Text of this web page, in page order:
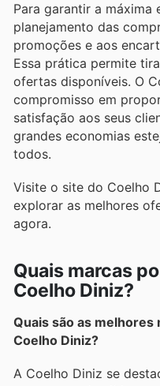
Para garantir a máxima
planejamento das
promoções e aos
Essa prática permite
ofertas disponíveis. O
compromisso em
satisfação aos seus
grandes economias
todos.
Visite o site do Coelho
explorar as melhores
agora.
Quais marcas
Coelho Diniz?
Quais são as melhores
Coelho Diniz?
A Coelho Diniz se